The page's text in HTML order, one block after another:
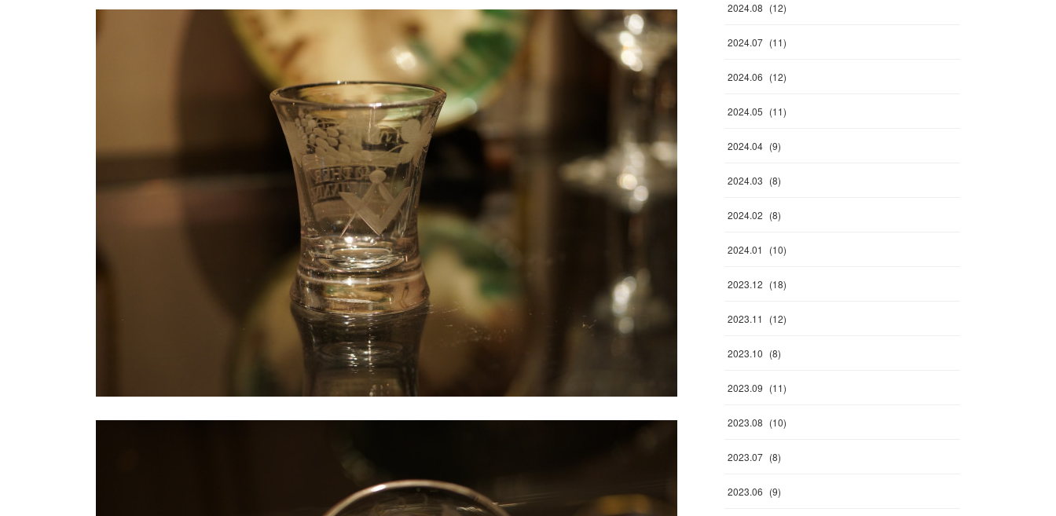
2024.08 (12)
2024.07 (11)
2024.06 (12)
2024.05 (11)
2024.04 (9)
2024.03 (8)
2024.02 (8)
2024.01 (10)
2023.12 (18)
2023.11 (12)
2023.10 (8)
2023.09 (11)
2023.08 (10)
2023.07 (8)
2023.06 (9)